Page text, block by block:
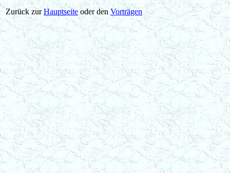
Zurück zurHauptseiteoder den Vorträgen